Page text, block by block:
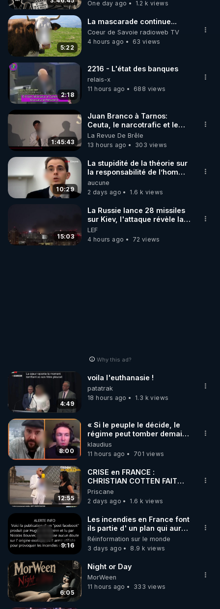
code : REGENERE10
▶ 30 jours gratuit sur l’application de méditation et
de bien-être ENVOL :
Rendez-vous sur https://www.envol.app/code
le code : REGENERE
One day ago 1.2 k views
5:22
La mascarade continue...
Coeur de Savoie radioweb TV
4 hours ago
63 views
2:18
2216 - L'état des banques
relais-x
11 hours ago
688 views
1:45:43
Juan Branco à Tarnos:
Ceuta, le narcotrafic et le
pouvoir en France
La Revue De Brêle
13 hours ago
303 views
10:29
La stupidité de la théorie sur
la responsabilité de l’homme
concernant le dioxyde de
carbone.
aucune
2 days ago
1.6 k views
15:03
La Russie lance 28 missiles
sur Kiev, l'attaque révèle la
faiblesse de Kiev
LEF
4 hours ago
72 views
Why this ad?
4:49
voila l'euthanasie !
patatrak
18 hours ago
1.3 k views
8:00
« Si le peuple le décide, le
régime peut tomber demain !
»
klaudius
11 hours ago
701 views
12:55
CRISE en FRANCE :
CHRISTIAN COTTEN FAIT
une étrange découverte
Priscane
2 days ago
1.6 k views
9:16
Les incendies en France font
ils partie d' un plan qui aurait
débuté le 11 septembre 2001
?
Réinformation sur le monde
3 days ago
8.9 k views
6:05
Night or Day
MorWeen
11 hours ago
333 views